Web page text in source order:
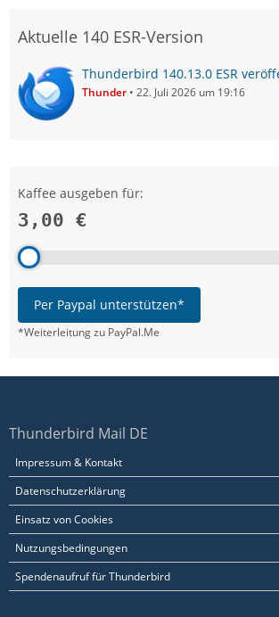
Aktuelle 140 ESR-Version
Thunderbird 140.13.0 ESR
Thunder 22. Juli 2026 um 19:16
Kaffee ausgeben für:
3,00 €
Per Paypal unterstützen*
*Weiterleitung zu PayPal.Me
Thunderbird Mail DE
Impressum & Kontakt
Datenschutzerklärung
Einsatz von Cookies
Nutzungsbedingungen
Spendenaufruf für Thunderbird